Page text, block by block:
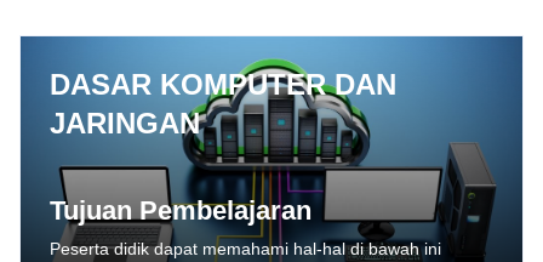
DASAR KOMPUTER DAN
JARINGAN
Tujuan Pembelajaran
Peserta didik dapat memahami hal-hal di bawah ini